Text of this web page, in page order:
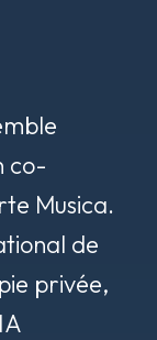
co-
Musica.
de
privée,